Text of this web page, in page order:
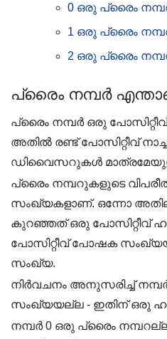
0 ഒരു പ്രൈം
1 ഒരു പ്രൈം
2 ഒരു പ്രൈം
പ്രൈം നമ്പർ
പ്രൈം നമ്പർ ഒരു
അതിൽ രണ്ട് പോസിറ്റീവ്
ഡിവൈസറുകൾ
പ്രൈം നമ്പറുകളുടെ
സംഖ്യകളാണ്. ഒന്നോ
കുറഞ്ഞത് ഒരു പോസിറ്റീവ്
പോസിറ്റീവ് പോഷക
സംഖ്യ.
നിർവചനം അനുസരിച്ച്
സംഖ്യയല്ല - ഇതിന് ഒരു
നമ്പർ 0 ഒരു പ്രൈം